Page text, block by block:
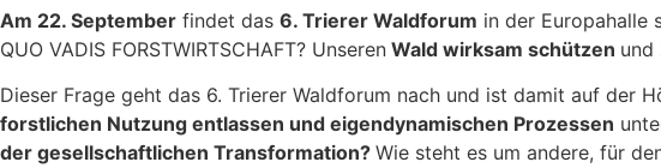
Am 22. September findet das 6. Trierer Waldforum in der Europahalle
QUO VADIS FORSTWIRTSCHAFT? Unseren Wald wirksam schützen und
Dieser Frage geht das 6. Trierer Waldforum nach und ist damit auf der
forstlichen Nutzung entlassen und eigendynamischen Prozessen
der gesellschaftlichen Transformation? Wie steht es um andere, für